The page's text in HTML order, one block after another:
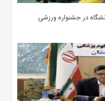
در جشنواره ورزشی